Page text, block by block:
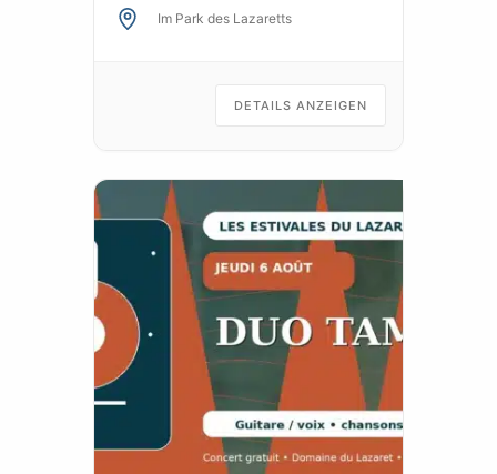
Himmel, um den Tag nach dem
Im Park des Lazaretts
DETAILS ANZEIGEN